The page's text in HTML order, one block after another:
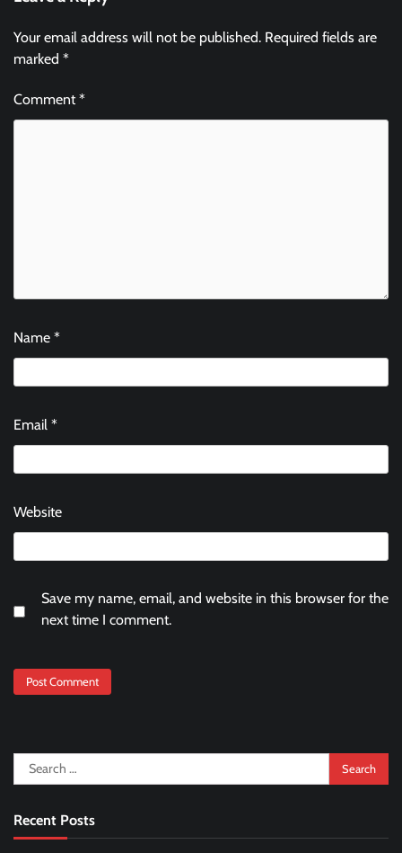
Your email address will not be published. Required fields are
marked *
Comment*
Name *
Email *
Website
Save my name, email, and website in this browser for the
next time I comment.
Search
for:
Recent Posts